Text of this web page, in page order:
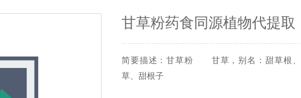
甘草粉药食同源植物代提取
简要描述：甘草粉 甘草，别名：甜草根、
草、甜根子